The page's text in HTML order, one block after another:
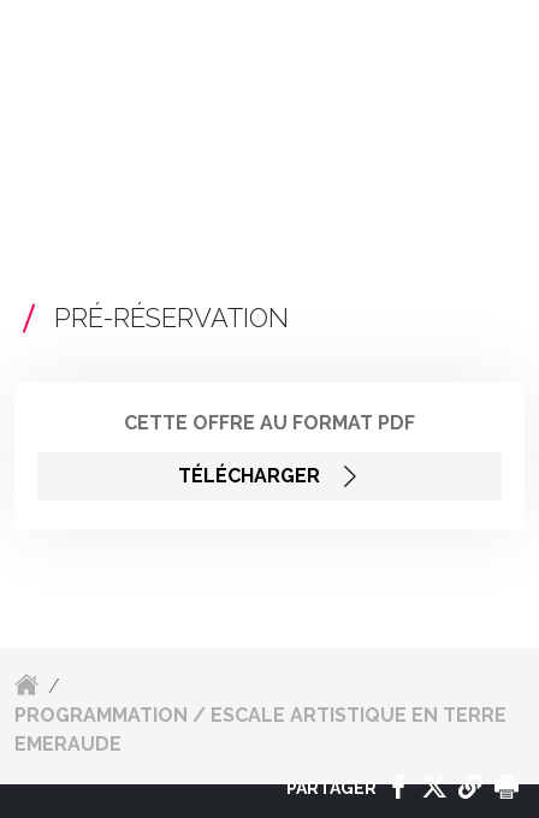
PRÉ-RÉSERVATION
CETTE OFFRE AU FORMAT PDF
TÉLÉCHARGER
/
PROGRAMMATION / ESCALE ARTISTIQUE EN TERRE
EMERAUDE
PARTAGER